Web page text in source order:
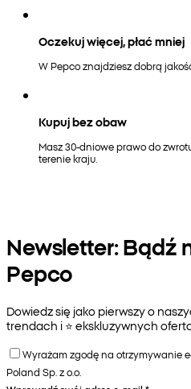
Oczekuj więcej, płać mniej
W Pepco znajdziesz dobrą
Kupuj bez obaw
Masz 30-dniowe prawo do
terenie kraju.
Newsletter: Bądź
Pepco
Dowiedz się jako pierwszy o
trendach i ⭐️ ekskluzywnych
Wyrażam zgodę na otrzymywanie
Poland Sp. z o.o.